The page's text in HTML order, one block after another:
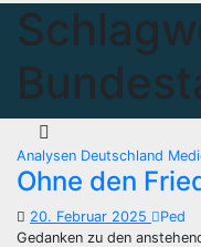
Analysen Deutschland
Ohne den
20. Februar 2025
Ped
Gedanken zu den